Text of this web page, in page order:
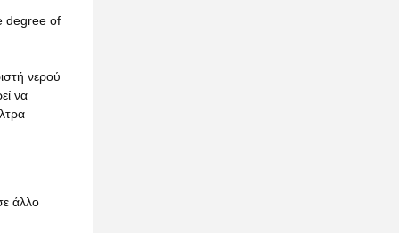
degree of
νερού
να
άλλο